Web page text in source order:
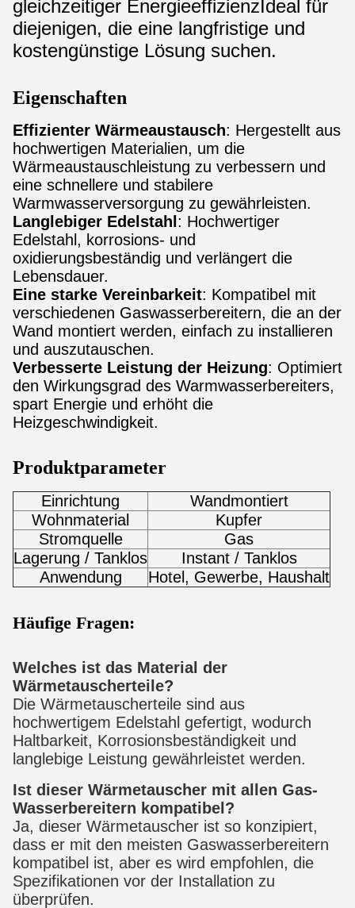
gleichzeitiger EnergieeffizienzIdeal für
diejenigen, die eine langfristige und
kostengünstige Lösung suchen.
Eigenschaften
Effizienter Wärmeaustausch: Hergestellt aus
hochwertigen Materialien, um die
Wärmeaustauschleistung zu verbessern und
eine schnellere und stabilere
Warmwasserversorgung zu gewährleisten.
Langlebiger Edelstahl : Hochwertiger
Edelstahl, korrosions- und
oxidierungsbeständig und verlängert die
Lebensdauer.
Eine starke Vereinbarkeit: Kompatibel mit
verschiedenen Gaswasserbereitern, die an der
Wand montiert werden, einfach zu installieren
und auszutauschen.
Verbesserte Leistung der Heizung: Optimiert
den Wirkungsgrad des Warmwasserbereiters,
spart Energie und erhöht die
Heizgeschwindigkeit.
Produktparameter
Einrichtung
Wandmontiert
Wohnmaterial
Kupfer
Stromquelle
Gas
Lagerung / Tanklos
Instant / Tanklos
Anwendung
Hotel, Gewerbe, Haushalt
Häufige Fragen:
Welches ist das Material der
Wärmetauscherteile?
Die Wärmetauscherteile sind aus
hochwertigem Edelstahl gefertigt, wodurch
Haltbarkeit, Korrosionsbeständigkeit und
langlebige Leistung gewährleistet werden.
Ist dieser Wärmetauscher mit allen Gas-
Wasserbereitern kompatibel?
Ja, dieser Wärmetauscher ist so konzipiert,
dass er mit den meisten Gaswasserbereitern
kompatibel ist, aber es wird empfohlen, die
Spezifikationen vor der Installation zu
überprüfen.